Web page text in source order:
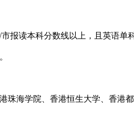
读本科分数线以上，且英语单科
海学院、香港恒生大学、香港都